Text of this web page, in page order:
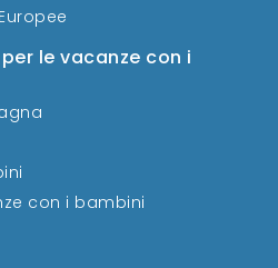
le vacanze con i
con i bambini